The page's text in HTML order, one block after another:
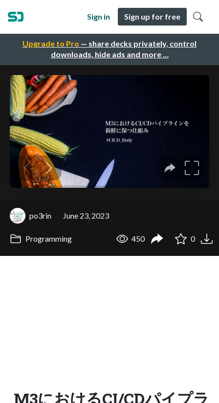
Upgrade to Pro — share decks privately, control
downloads, hide ads and more …
Sign in Sign up for free
po3rin June 23, 2023
Programming 450 0
M3におけるCI/CDパイプラ